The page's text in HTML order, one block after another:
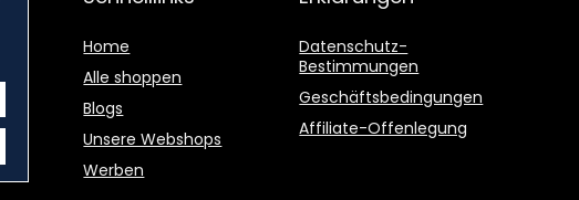
Home
Alle shoppen
Blogs
Unsere Webshops
Werben
Datenschutz-
Bestimmungen
Geschäftsbedingungen
Affiliate-Offenlegung